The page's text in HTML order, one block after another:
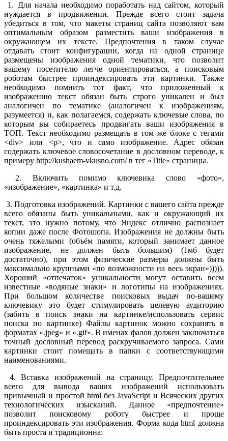
1. Для начала необходимо поработать над сайтом, который
нуждается в продвижении. Прежде всего стоит задача
убедиться в том, что макеты страниц сайта позволяют вам
оптимальным образом разместить ваши изображения в
окружающем их тексте. Предпочтения в таком случае
отдавать стоит конфигурации, когда на одной странице
размещены изображения одной тематики, что позволит
вашему посетителю легче ориентироваться, а поисковым
роботам быстрее проиндексировать эти картинки. Также
необходимо помнить тот факт, что приложенный к
изображению текст обязан быть строго уникален и был
аналогичен по тематике (аналогичен к изображениям,
разумеется) и, как полагаемся, содержать ключевые слова, по
которым вы собираетесь продвигать ваши изображения в
ТОП. Текст необходимо размещать в том же блоке с тегами
<div> или <p>, что и само изображение. Адрес обязан
содержать ключевое словосочетание в дословном переводе, к
примеру http://kushaem-vkusno.com/ в тег «Title» страницы.
2. Включить помимо ключевика слово «фото»,
«изображение», «картинка» и т.д.
3. Подготовка изображений. Картинки с вашего сайта прежде
всего обязаны быть уникальными, как и окружающий их
текст, это нужно потому, что Яндекс отлично распознает
копии даже после Фотошопа. Изображения не должны быть
очень тяжелыми (объём памяти, который занимает данное
изображение, не должен быть большим) (1мб будет
достаточно), при этом физические размеры должны быть
максимально крупными «по возможности на весь экран»))))).
Хороший «отпечаток» уникальности могут оставить всем
известные «водяные знаки» и логотипы на изображениях.
При большом количестве поисковых выдач по-вашему
ключевику это будет стимулировать целевую аудиторию
(забить в поиск знаки на картинке/использовать сервис
поиска по картинке) Файлы картинок можно сохранять в
форматах «.jpeg» и «.gif». В именах фалов должен заключаться
точный дословный перевод раскручиваемого запроса. Сами
картинки стоит помещать в папки с соответствующими
наименованиями.
4. Вставка изображений на страницу. Предпочтительнее
всего для вывода ваших изображений использовать
привычный и простой html без JavaScript и Всяческих других
технологических изысканий. Данное «предпочтение»
позволит поисковому роботу быстрее и проще
проиндексировать эти изображения. Форма кода html должна
быть проста и традиционна: